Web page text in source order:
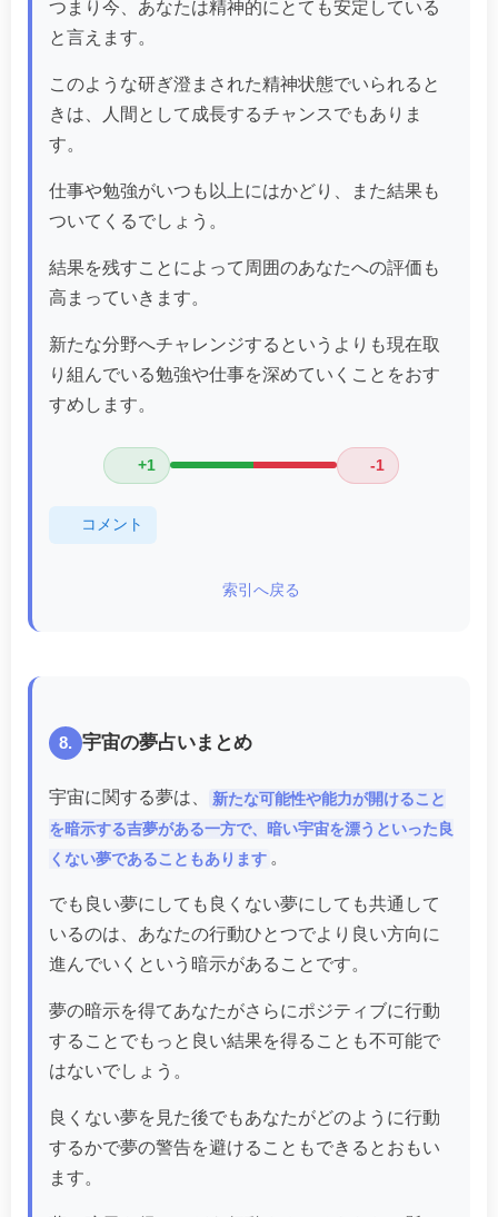
つまり今、あなたは精神的にとても安定している
と言えます。
このような研ぎ澄まされた精神状態でいられると
きは、人間として成長するチャンスでもありま
す。
仕事や勉強がいつも以上にはかどり、また結果も
ついてくるでしょう。
結果を残すことによって周囲のあなたへの評価も
高まっていきます。
新たな分野へチャレンジするというよりも現在取
り組んでいる勉強や仕事を深めていくことをおす
すめします。
+1 -1
コメント
索引へ戻る
8. 宇宙の夢占いまとめ
宇宙に関する夢は、
新たな可能性や能力が開けること
を暗示する吉夢がある一方で、暗い宇宙を漂うといった良
くない夢であることもあります 。
でも良い夢にしても良くない夢にしても共通して
いるのは、あなたの行動ひとつでより良い方向に
進んでいくという暗示があることです。
夢の暗示を得てあなたがさらにポジティブに行動
することでもっと良い結果を得ることも不可能で
はないでしょう。
良くない夢を見た後でもあなたがどのように行動
するかで夢の警告を避けることもできるとおもい
ます。